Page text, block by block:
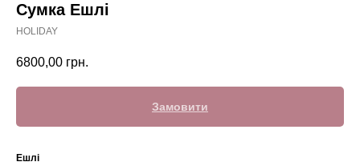
Сумка Ешлі
HOLIDAY
6800,00 грн.
Замовити
Ешлі